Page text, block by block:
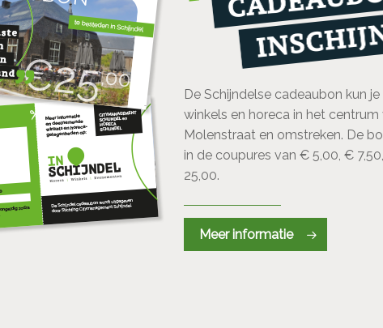
De Schijndelse cadeaubon kun je
winkels en horeca in het centrum
Molenstraat en omstreken. De
in de coupures van € 5,00, €
25,00.
Meer informatie